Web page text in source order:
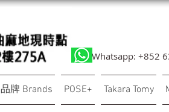
Whatsapp: +852
品牌 Brands POSE+ Takara Tomy